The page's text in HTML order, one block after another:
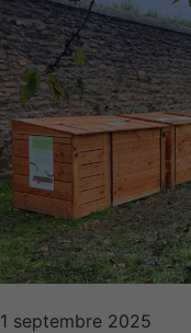
1 septembre 2025